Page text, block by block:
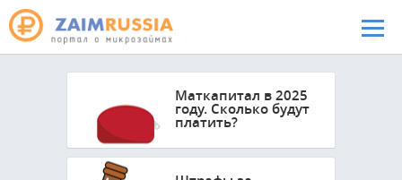
Перейти к основному содержанию
Маткапитал в 2025
году. Сколько будут
платить?